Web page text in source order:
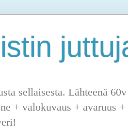
sellaisesta. Lähteenä
+ valokuvaus + avaruus